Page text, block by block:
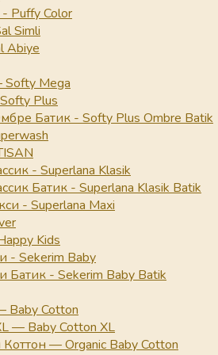
Puffy Color
Simli
Abiye
Mega
Plus
Батик - Softy Plus Ombre Batik
- Superlana Klasik
Батик - Superlana Klasik Batik
- Superlana Maxi
Kids
Sekerim Baby
- Sekerim Baby Batik
Baby Cotton
— Baby Cotton XL
— Organic Baby Cotton